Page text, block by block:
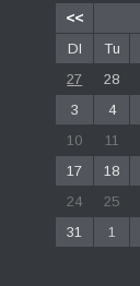
<<
Dl
Tu
27
28
3
4
10
11
17
18
24
25
31
1